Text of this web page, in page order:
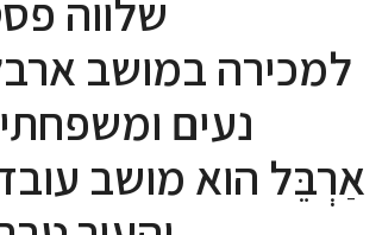
שלווה
למכירה במושב
נעים
אַרְבֵּל הוא מושב